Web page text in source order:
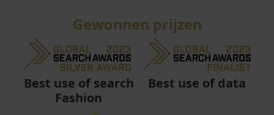
Gewonnen prijzen
Best use of search
Fashion
Best use of data